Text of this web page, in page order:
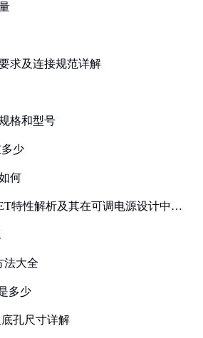
求及连接规范详解
格和型号
少
何
特性解析及其在可调电源设计中的
法大全
多少
孔尺寸详解